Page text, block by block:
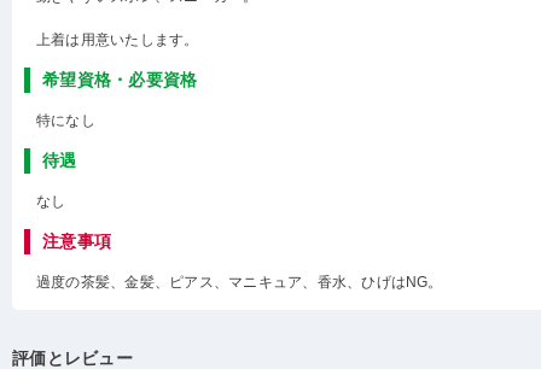
上着は用意いたします。
希望資格・必要資格
特になし
待遇
なし
注意事項
過度の茶髪、金髪、ピアス、マニキュア、香水、ひげはNG。
評価とレビュー